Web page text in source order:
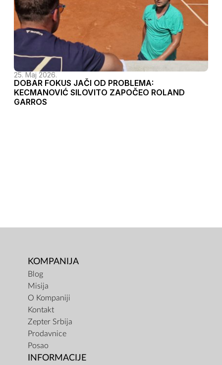
25. Maj 2026.
DOBAR FOKUS JAČI OD PROBLEMA:
KECMANOVIĆ SILOVITO ZAPOČEO ROLAND
GARROS
KOMPANIJA
Blog
Misija
O Kompaniji
Kontakt
Zepter Srbija
Prodavnice
Posao
INFORMACIJE